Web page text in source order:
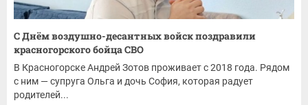
С Днём воздушно-десантных войск поздравили
красногорского бойца СВО
В Красногорске Андрей Зотов проживает с 2018 года. Рядом
с ним — супруга Ольга и дочь София, которая радует
родителей...